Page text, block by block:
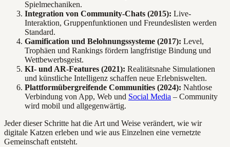
Spielmechaniken.
Integration von Community-Chats (2015): Live-
Interaktion, Gruppenfunktionen und Freundeslisten werden
Standard.
Gamification und Belohnungssysteme (2017): Level,
Trophäen und Rankings fördern langfristige Bindung und
Wettbewerbsgeist.
KI- und AR-Features (2021): Realitätsnahe Simulationen
und künstliche Intelligenz schaffen neue Erlebniswelten.
Plattformübergreifende Communities (2024): Nahtlose
Verbindung von App, Web und Social Media – Community
wird mobil und allgegenwärtig.
Jeder dieser Schritte hat die Art und Weise verändert, wie wir
digitale Katzen erleben und wie aus Einzelnen eine vernetzte
Gemeinschaft entsteht.